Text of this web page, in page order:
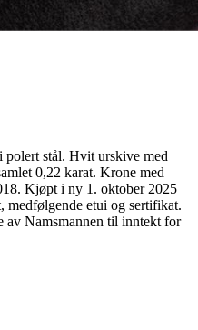
stål. Hvit urskive med
0,22 karat. Krone med
Kjøpt i ny 1. oktober 2025
etui og sertifikat.
av Namsmannen til inntekt for